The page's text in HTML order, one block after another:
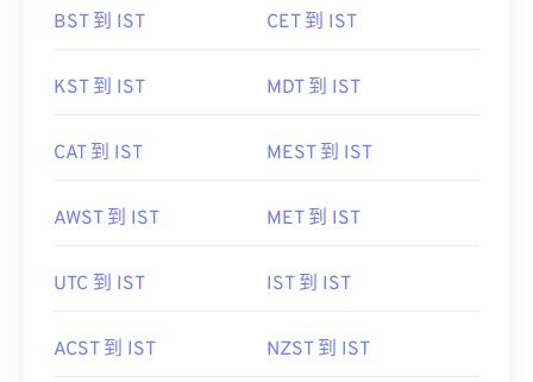
BST 到 IST CET 到 IST
KST 到 IST MDT 到 IST
CAT 到 IST MEST 到 IST
AWST 到 IST MET 到 IST
UTC 到 IST IST 到 IST
ACST 到 IST NZST 到 IST